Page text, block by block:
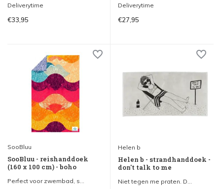
Deliverytime
€33,95
Deliverytime
€27,95
SooBluu
SooBluu - reishanddoek
(160 x 100 cm) - boho
Perfect voor zwembad, s...
Helen b
Helen b - strandhanddoek -
don't talk to me
Niet tegen me praten. D...